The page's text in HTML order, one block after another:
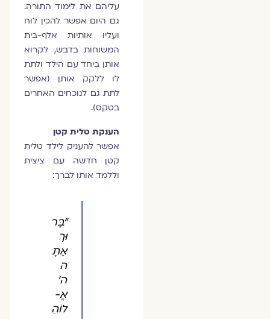
עליהם את לימוד התורה.
גם היום אפשר להכין לוח
ועליו אותיות אלף-בית
המשוחות בדבש, לקרוא
אותן ביחד עם הילד ולתת
לו ללקק אותן (אפשר
לתת גם לנוכחים האחרים
בטקס).
הענקת טלית קטן
אפשר להעניק לילד טלית
קטן חדשה עם ציצית
וללמד אותו לברך:
"בָּר
וּךְ
אַתָּ
ה
ה'
אֱ-
לוֹהֵ